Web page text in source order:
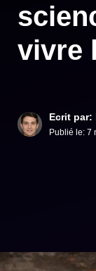
vivre
Ecrit par:
Publié le: 7